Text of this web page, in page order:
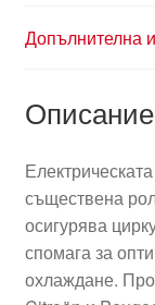
Допълнителна
Описание
съществена
осигурява
спомага за
охлаждане.